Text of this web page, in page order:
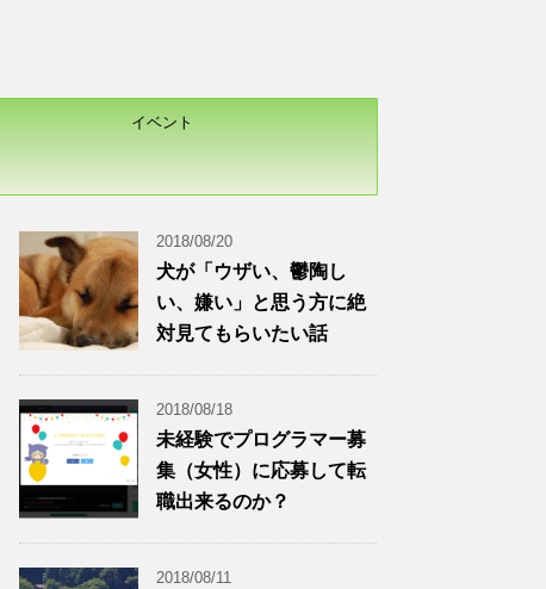
イベント
2018/08/20
犬が「ウザい、鬱陶し
い、嫌い」と思う方に絶
対見てもらいたい話
2018/08/18
未経験でプログラマー募
集（女性）に応募して転
職出来るのか？
2018/08/11